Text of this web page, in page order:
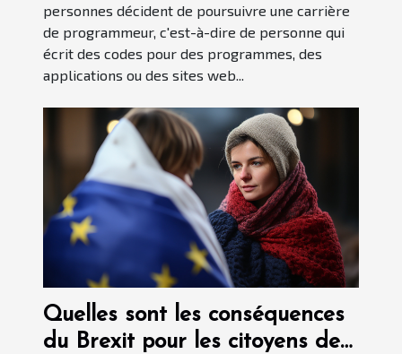
personnes décident de poursuivre une carrière
de programmeur, c'est-à-dire de personne qui
écrit des codes pour des programmes, des
applications ou des sites web...
Quelles sont les conséquences
du Brexit pour les citoyens de